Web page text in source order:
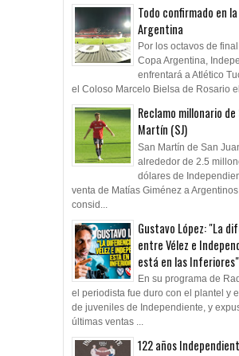
Todo confirmado en
Argentina
Por los octavos de
Copa Argentina,
enfrentará a Atlético
el Coloso Marcelo Bielsa de Rosario
Reclamo millonario de
Martín (SJ)
San Martín de San
alrededor de 2.5
dólares de
venta de Matías Giménez a Argentinos
consid...
Gustavo López: "La
entre Vélez e
está en las Inferiores"
En su programa de
el periodista fue duro con el plantel y
de juveniles de Independiente, y
últimas ventas ...
122 años